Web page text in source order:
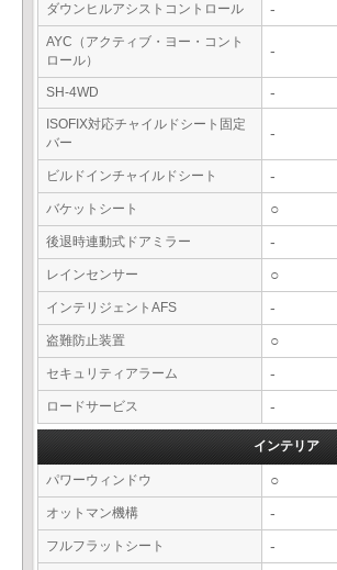
ダウンヒルアシストコントロール -
AYC（アクティブ・ヨー・コント
ロール）
-
SH-4WD -
ISOFIX対応チャイルドシート固定
バー
-
ビルドインチャイルドシート -
バケットシート ○
後退時連動式ドアミラー -
レインセンサー ○
インテリジェントAFS -
盗難防止装置 ○
セキュリティアラーム -
ロードサービス -
インテリア
パワーウィンドウ ○
オットマン機構 -
フルフラットシート -